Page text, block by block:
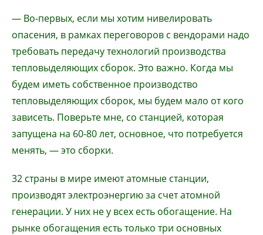
— Во-первых, если мы хотим нивелировать
опасения, в рамках переговоров с вендорами надо
требовать передачу технологий производства
тепловыделяющих сборок. Это важно. Когда мы
будем иметь собственное производство
тепловыделяющих сборок, мы будем мало от кого
зависеть. Поверьте мне, со станцией, которая
запущена на 60-80 лет, основное, что потребуется
менять, — это сборки.
32 страны в мире имеют атомные станции,
производят электроэнергию за счет атомной
генерации. У них не у всех есть обогащение. На
рынке обогащения есть только три основных